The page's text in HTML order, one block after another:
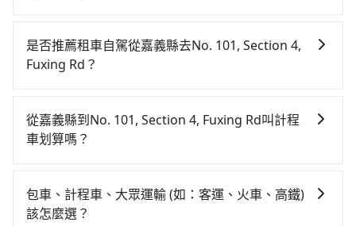
Rd，高鐵較貴、費時，且難叫計程車前往高鐵站！從最
早06:21一直到23:27，嘉義-台中一天最多有60班次高鐵
達高鐵站後，步行進站、現場購票並於月台排隊的時間
約15分鐘，再乘坐22~35分鐘（平均28分）的高鐵從嘉
鐘、車費400元後，抵達No. 101, Section 4, Fuxing Rd
(台中市東區) 的目的地。全程加上轉車時間共3小時47分
是否推薦租車自駕從嘉義縣去No. 101, Section 4,
Fuxing Rd？
時不需要閉目養神（因為要自己開車），最重要的是你
當天就要來回，那在嘉義路邊可隨租隨借的iRent應該是
縣（阿里山鄉）到No. 101, Section 4, Fuxing Rd的花
費預估為$2,300~3,000（金額差異來自於平假日、車款
從嘉義縣到No. 101, Section 4, Fuxing Rd叫計程
車划算嗎？
灣大車隊。依照里程跳錶計算，價格約為3,255~4,900元
間，但如改預約tripool可省高達$900。但如果你無法提
包車、計程車、大眾運輸 (如：客運、火車、高鐵)
該怎麼選？